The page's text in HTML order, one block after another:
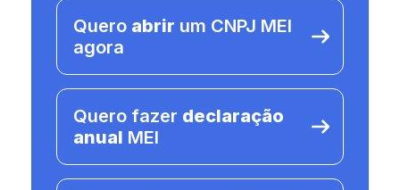
Quero abrir um CNPJ MEI
agora
Quero fazer declaração
anual MEI